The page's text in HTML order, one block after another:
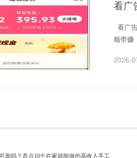
看广
看广
顺带赚
2026-
靠吗？盘点10个在家就能做的高收入手工